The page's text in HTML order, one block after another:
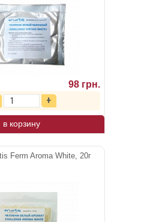
98 грн.
в корзину
Ferm Aroma White, 20г